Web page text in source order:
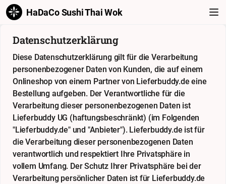
HaDaCo Sushi Thai Wok
Datenschutzerklärung
Diese Datenschutzerklärung gilt für die Verarbeitung
personenbezogener Daten von Kunden, die auf einem
Onlineshop von einem Partner von Lieferbuddy.de eine
Bestellung aufgeben. Der Verantwortliche für die
Verarbeitung dieser personenbezogenen Daten ist
Lieferbuddy UG (haftungsbeschränkt) (im Folgenden
"Lieferbuddy.de" und "Anbieter"). Lieferbuddy.de ist für
die Verarbeitung dieser personenbezogenen Daten
verantwortlich und respektiert Ihre Privatsphäre in
vollem Umfang. Der Schutz Ihrer Privatsphäre bei der
Verarbeitung persönlicher Daten ist für Lieferbuddy.de